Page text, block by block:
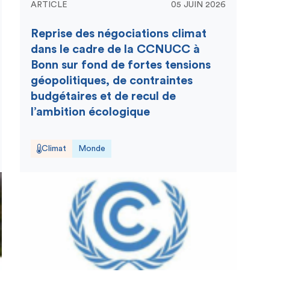
ARTICLE 05 JUIN 2026
Reprise des négociations climat
dans le cadre de la CCNUCC à
Bonn sur fond de fortes tensions
géopolitiques, de contraintes
budgétaires et de recul de
l’ambition écologique
Climat Monde